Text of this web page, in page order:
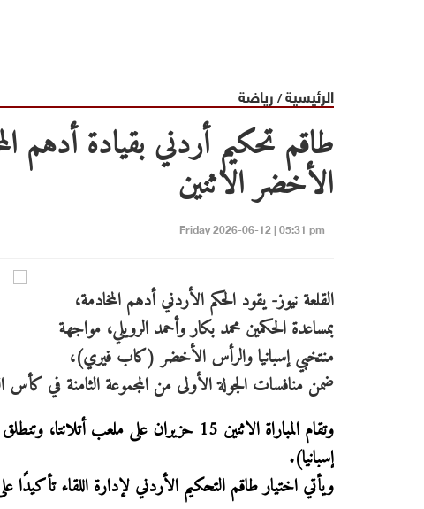
الرئيسية/ رياضة
طاقم تحكيم أردني بقيادة أدهم
الأخضر الاثنين
Friday 2026-06-12 | 05:31 pm
القلعة نيوز- يقود الحكم الأردني أدهم المخادمة،
بمساعدة الحكمين محمد بكار وأحمد الرويلي، مواجهة
منتخبي إسبانيا والرأس الأخضر (كاب فيري)،
ضمن منافسات الجولة الأولى من المجموعة الثامنة في كأس العالم
إسبانيا).
ويأتي اختيار طاقم التحكيم الأردني لإدارة اللقاء تأكيدًا